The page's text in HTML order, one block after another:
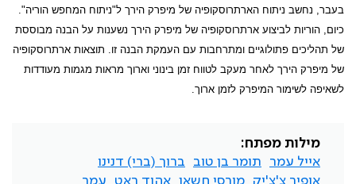
בעבר, נחשב ניתוח הארתרוסקופיה של מיפרק הירך ל"ניתוח המחפש הוריה".
כיום, הוריות לביצוע ארתרוסקופיה של מיפרק הירך נשענות על הבנה מבוססת
של תהליכים פתולוגיים ומתרחבות עם העמקת הבנה זו. תוצאות ארתרוסקופיה
של מיפרק הירך לאחר מעקב לטווח זמן בינוני וארוך מראות מגמות מעודדות
לשאיפה לשימור המיפרק לזמן ארוך.
מילות מפתח:
אייל עמר
תומר בן טוב
ברוך (ברי) דנינו
אופיר צ'צ'יק
מורסי חשאן אהוד ראט
עמר